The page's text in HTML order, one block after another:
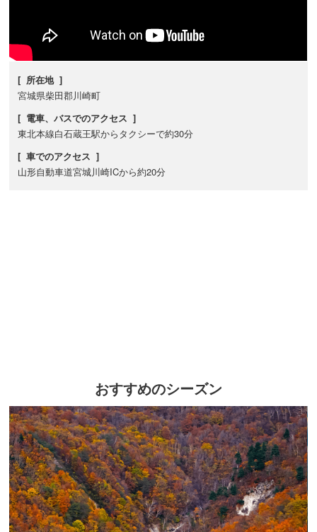
[ 所在地 ]
宮城県柴田郡川崎町
[ 電車、バスでのアクセス ]
東北本線白石蔵王駅からタクシーで約30分
[ 車でのアクセス ]
山形自動車道宮城川崎ICから約20分
おすすめのシーズン